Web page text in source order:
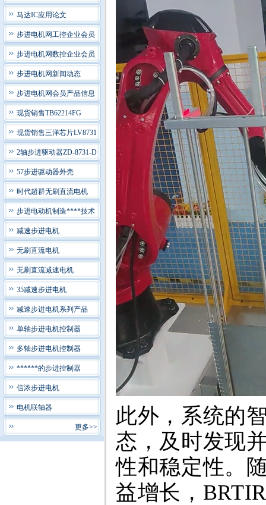
马达IC应用论文
步进电机网工控企业会员
步进电机网数控企业会员
步进电机网新闻动态
步进电机网会员产品信息
现货销售TB62214FG
现货销售三洋芯片LV8731
2轴步进驱动器ZD-8731-D
57步进驱动器外壳
时代超群无刷直流电机
步进电动机制造****技术
减速步进电机
无刷直流电机
无刷直流减速电机
35减速步进电机
减速步进电机系列产品
单轴步进电机控制器
多轴步进电机控制器
******的步进控制器
信浓步进电机
电机联轴器
更多>>
此外，系统的
态，及时发现
性和稳定性。
益增长，